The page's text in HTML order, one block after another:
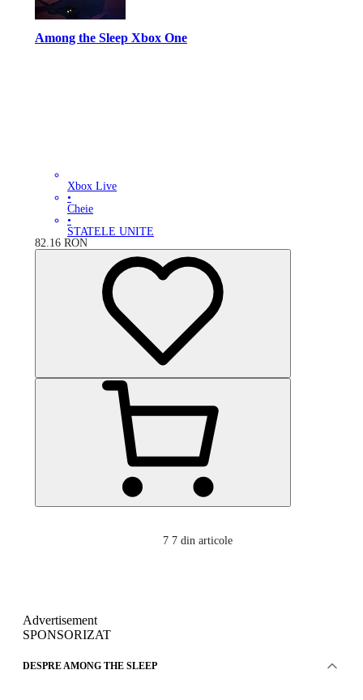
Among the Sleep Xbox One
Xbox Live
•
Cheie
•
STATELE UNITE
82.16 RON
7 7 din articole
Advertisement
SPONSORIZAT
DESPRE AMONG THE SLEEP